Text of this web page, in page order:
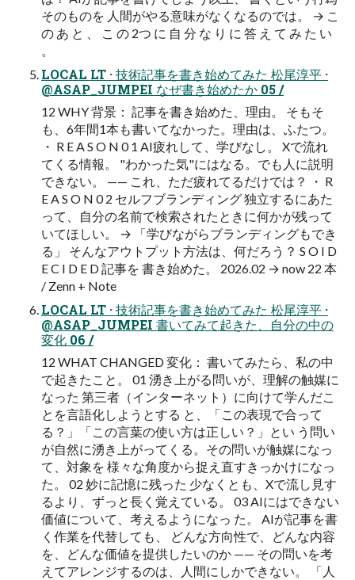
そのものを 人間がやる意味がなくなるのでは。 → こ
の あ と 、 こ の 2つ に 自 分 な り に 答 え て み た い
。
LOCAL LT · 技術記事を書き始めてみた 松尾淳平 ·
@ASAP_JUMPEI なぜ書き始めたか 05 /
12 WHY 背景： 記事を書き始めた、理由。 そもそ
も、6年間1本も書いてなかった。理由は、ふたつ。
・ R E A S O N 0 1 AI疲れして、学びなし。 Xで流れ
てくる情報。 "わかった気"にはなる。でも人に説明
できない。 —— これ、ただ疲れてるだけでは？ ・ R
E A S O N 0 2 セルフブランディング 独立するにあた
って、自分の名前で検索されたときに何かが残って
いてほしい。 → 「学びながらブランディングもでき
る」 そんなアウトプット方法は、何だろう？ S O I D
E C I D E D 記事を 書き始めた。 2026.02 → now 22 本
/ Zenn + Note
LOCAL LT · 技術記事を書き始めてみた 松尾淳平 ·
@ASAP_JUMPEI 書いてみて起きた、自分の中の
変化 06 /
12 WHAT CHANGED 変化： 書いてみたら、私の中
で起きたこと。 01 湧き上がる問いが、理解の触媒に
なった 第三者（インターネット）に向けて学んだこ
とを言語化しようとする と、「この表現で合って
る？」「この言葉の使い方は正しい？」とい う問い
が自然に湧き上がってくる。その問いが触媒になっ
て、対象を 様々な角度から捉え直すきっかけになっ
た。 02 妙に記憶に残った 少なくとも、Xで流し見す
るより、ずっと長く覚えている。 03 AIにはできない
価値について、考えるようになっ た。 AIが記事を書
く作業を代替しても、 どんな方向性で、どんな内容
を、どんな価値を提供したいのか —— その問いを考
えてアレンジするのは、人間にしかできない。 「人